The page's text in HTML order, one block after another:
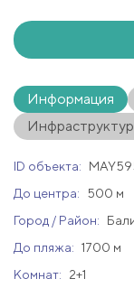
Информация
ID объекта:
До центра:
500 м
Город / Район:
До пляжа: 1700 м
Комнат:
2+1